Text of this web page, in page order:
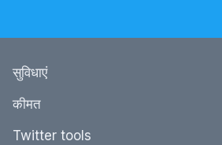
सुविधाएं
कीमत
Twitter tools